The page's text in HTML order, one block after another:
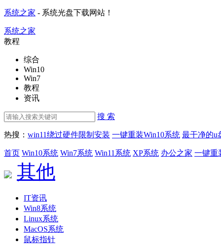
系统之家 - 系统光盘下载网站！
系统之家
教程
综合
Win10
Win7
教程
资讯
搜 索
热搜： win11绕过硬件限制安装 一键重装Win10系统 最干净的u
首页 Win10系统 Win7系统 Win11系统 XP系统 办公之家 一键重
其他
IT资讯
Win8系统
Linux系统
MacOS系统
鼠标指针